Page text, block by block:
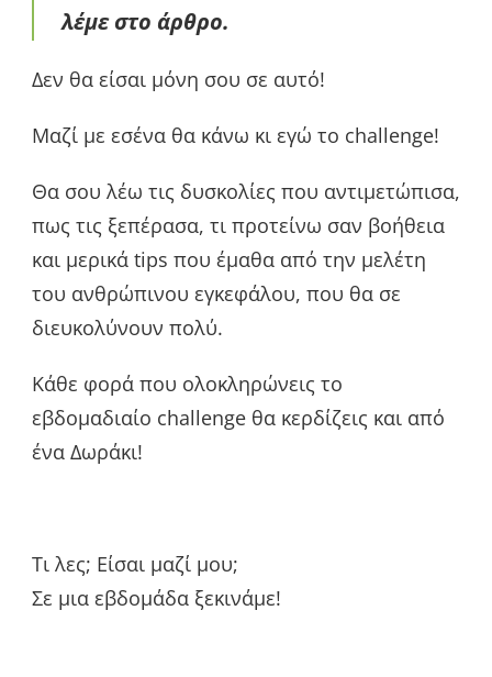
λέμε στο άρθρο.
Δεν θα είσαι μόνη σου σε αυτό!
Μαζί με εσένα θα κάνω κι εγώ το challenge!
Θα σου λέω τις δυσκολίες που αντιμετώπισα,
πως τις ξεπέρασα, τι προτείνω σαν βοήθεια
και μερικά tips που έμαθα από την μελέτη
του ανθρώπινου εγκεφάλου, που θα σε
διευκολύνουν πολύ.
Κάθε φορά που ολοκληρώνεις το
εβδομαδιαίο challenge θα κερδίζεις και από
ένα Δωράκι!
Τι λες; Είσαι μαζί μου;
Σε μια εβδομάδα ξεκινάμε!